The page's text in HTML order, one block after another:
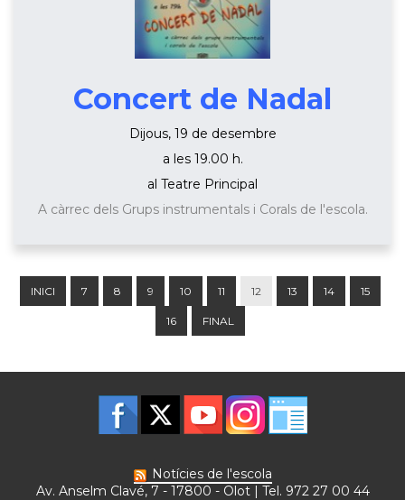
Concert de Nadal
Dijous, 19 de desembre
a les 19.00 h.
al Teatre Principal
A càrrec dels Grups instrumentals i Corals de l'escola.
INICI 7 8 9 10 11 12 13 14 15
16 FINAL
Notícies de l'escola
Av. Anselm Clavé, 7 - 17800 - Olot | Tel. 972 27 00 44